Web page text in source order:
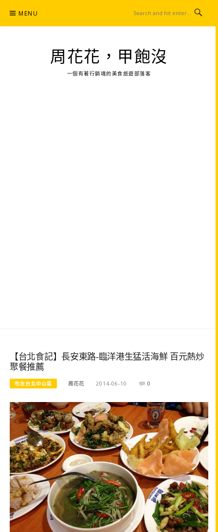
content
MENU
周花花，甲飽沒
一個有著行銷魂的美食旅遊部落客
【台北食記】長安東路-臨洋港生猛活海鮮 百元熱炒
聚餐推薦
吃在台北中山區 周花花 2014-06-10 0